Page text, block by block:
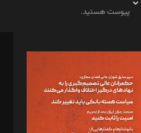
پیوست هستید.